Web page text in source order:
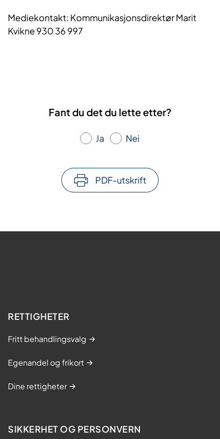
Mediekontakt: Kommunikasjonsdirektør Marit
Kvikne 930 36 997
Fant du det du lette etter?
Ja Nei
PDF-utskrift
RETTIGHETER
Fritt behandlingsvalg
Egenandel og frikort
Dine rettigheter
SIKKERHET OG PERSONVERN